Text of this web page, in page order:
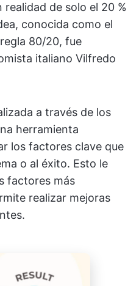
de solo el 20 %
conocida como el
80/20, fue
italiano Vilfredo
a través de los
herramienta
los factores clave que
o al éxito. Esto le
factores más
realizar mejoras